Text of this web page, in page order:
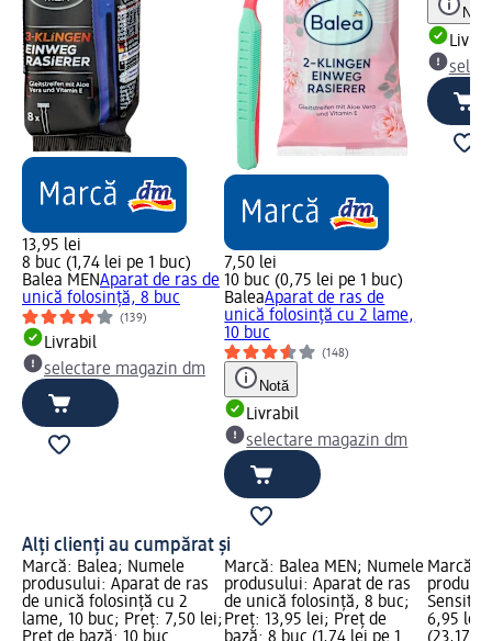
13,95 lei
8 buc (1,74 lei pe 1 buc)
Balea MENAparat de ras de
unică folosință, 8 buc
(139)
Livrabil
selectare magazin dm
7,50 lei
10 buc (0,75 lei pe 1 buc)
BaleaAparat de ras de
unică folosință cu 2 lame,
10 buc
(148)
Notă
Livrabil
selectare magazin dm
Notă
Alți clienți au cumpărat și
Marcă: Balea; Numele
produsului: Aparat de ras
de unică folosință cu 2
lame, 10 buc; Preț: 7,50 lei;
Marcă: Balea MEN; Numele
produsului: Aparat de ras
de unică folosință, 8 buc;
Preț: 13,95 lei; Preț de
Marcă:
6,95 lei;